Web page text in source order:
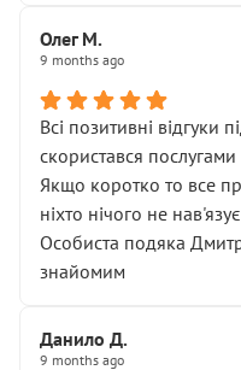
Олег М.
9 months ago
Всі позитивні відгуки
скористався
Якщо коротко то все
ніхто нічого не
Особиста подяка
знайомим
Данило Д.
9 months ago